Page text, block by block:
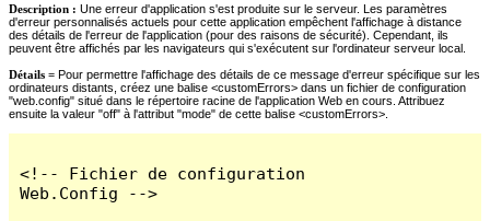
Description : Une erreur d'application s'est produite sur le serveur. Les paramètres
d'erreur personnalisés actuels pour cette application empêchent l'affichage à distance
des détails de l'erreur de l'application (pour des raisons de sécurité). Cependant, ils
peuvent être affichés par les navigateurs qui s'exécutent sur l'ordinateur serveur local.
Détails = Pour permettre l'affichage des détails de ce message d'erreur spécifique sur les
ordinateurs distants, créez une balise <customErrors> dans un fichier de configuration
"web.config" situé dans le répertoire racine de l'application Web en cours. Attribuez
ensuite la valeur "off" à l'attribut "mode" de cette balise <customErrors>.
<!-- Fichier de configuration
Web.Config -->